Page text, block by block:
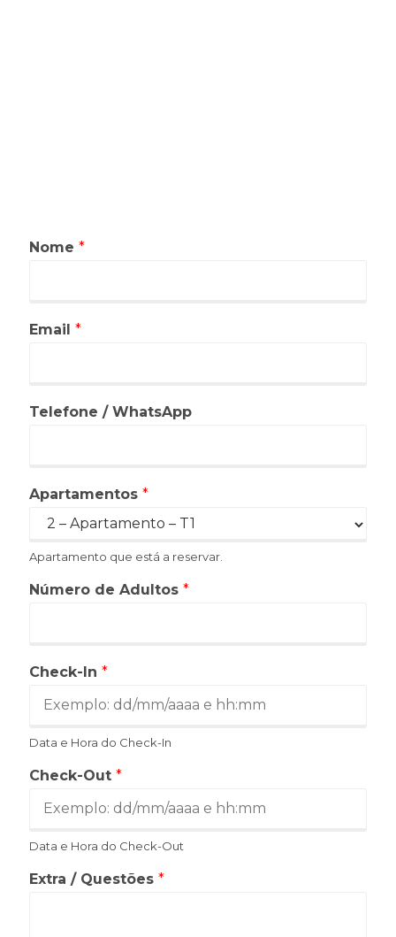
Nome*
Email*
Telefone / WhatsApp
Apartamentos*
Apartamento que está a reservar.
Número de Adultos*
Check-In*
Data e Hora do Check-In
Check-Out*
Data e Hora do Check-Out
Extra / Questões*